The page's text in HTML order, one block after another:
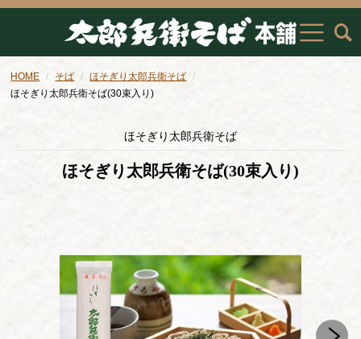
HOME そば
ほそぎり太郎兵衛そば
ほそぎり太郎兵衛そば(30束入り)
ほそぎり太郎兵衛そば
ほそぎり太郎兵衛そば(30束入り)